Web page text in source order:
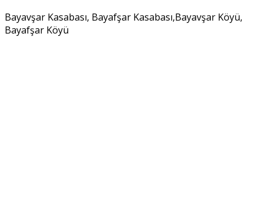
Bayavşar Kasabası, Bayafşar Kasabası,Bayavşar Köyü,
Bayafşar Köyü